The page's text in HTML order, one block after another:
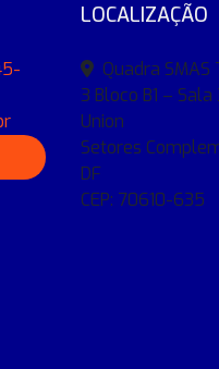
LOCALIZAÇÃO
Quadra
3 Bloco B1 –
Union
Setores
DF
CEP: 70610-635